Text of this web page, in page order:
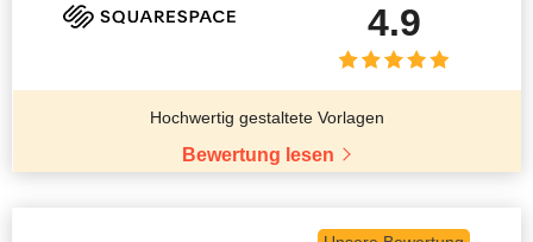
4.9
Hochwertig gestaltete Vorlagen
Bewertung lesen